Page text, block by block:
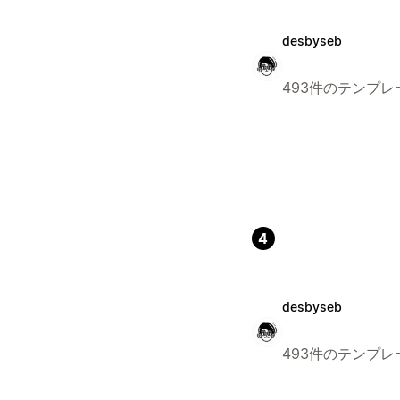
desbyseb
493件のテンプレ
4
desbyseb
493件のテンプレ